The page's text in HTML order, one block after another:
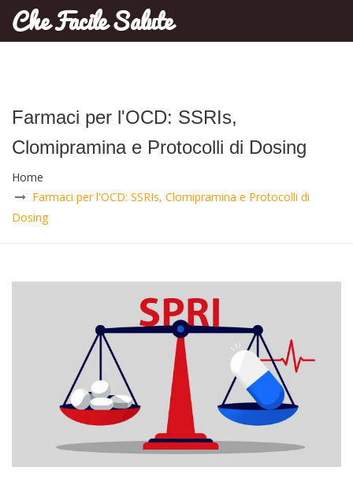
Che Facile Salute
Farmaci per l'OCD: SSRIs,
Clomipramina e Protocolli di Dosing
Home
Farmaci per l'OCD: SSRIs, Clomipramina e Protocolli di
Dosing